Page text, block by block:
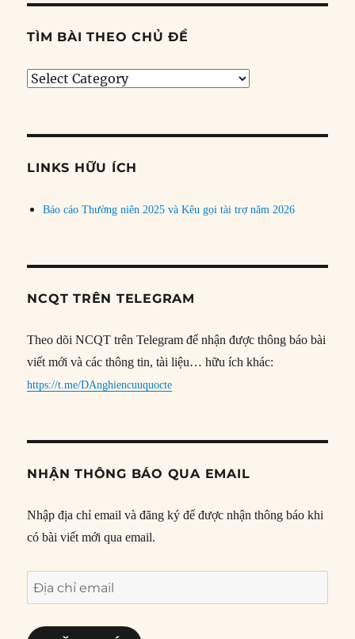
TÌM BÀI THEO CHỦ ĐỀ
Tìm
đề
LINKS HỮU ÍCH
Báo cáo Thường niên 2025 và Kêu gọi tài trợ năm 2026
NCQT TRÊN TELEGRAM
Theo dõi NCQT trên Telegram để nhận được thông báo bài
viết mới và các thông tin, tài liệu… hữu ích khác:
https://t.me/DAnghiencuuquocte
NHẬN THÔNG BÁO QUA EMAIL
Nhập địa chỉ email và đăng ký để được nhận thông báo khi
có bài viết mới qua email.
Địa
chỉ
email